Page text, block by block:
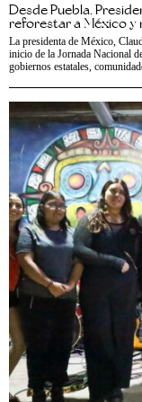
Desde Puebla,
reforestar a México y
La presidenta de México,
inicio de la Jornada Nacional
gobiernos estatales,